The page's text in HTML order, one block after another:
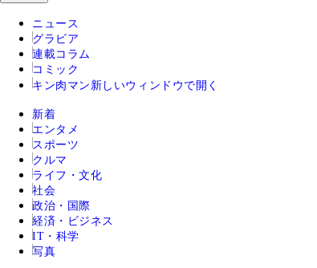
ニュース
グラビア
連載コラム
コミック
キン肉マン 新しいウィンドウで開く
新着
エンタメ
スポーツ
クルマ
ライフ・文化
社会
政治・国際
経済・ビジネス
IT・科学
写真